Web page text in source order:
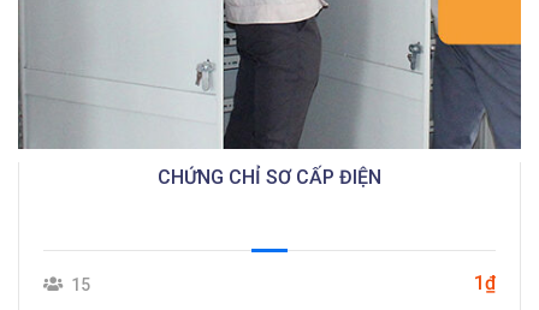
CHỨNG CHỈ SƠ CẤP ĐIỆN
15 1₫